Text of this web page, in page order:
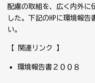
配慮の取組を、広く内外に
した。下記のHPに環境報
い。
【 関連リンク 】
環境報告書２００８